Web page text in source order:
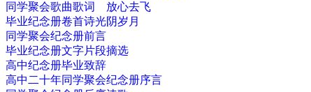
同学聚会歌曲歌词 放心去飞
毕业纪念册卷首诗光阴岁月
同学聚会纪念册前言
毕业纪念册文字片段摘选
高中纪念册毕业致辞
高中二十年同学聚会纪念册序言